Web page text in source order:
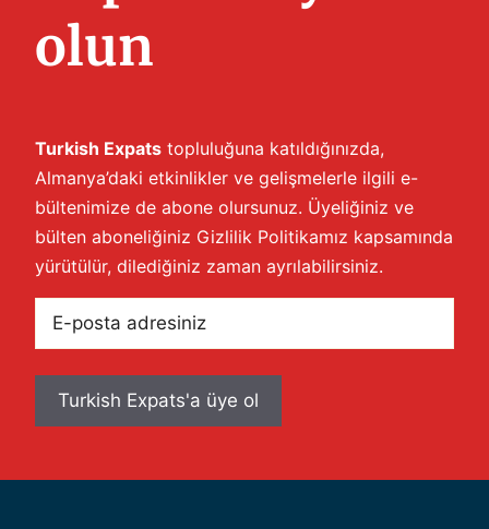
olun
Turkish Expats topluluğuna katıldığınızda,
Almanya’daki etkinlikler ve gelişmelerle ilgili e-
bültenimize de abone olursunuz. Üyeliğiniz ve
bülten aboneliğiniz Gizlilik Politikamız kapsamında
yürütülür, dilediğiniz zaman ayrılabilirsiniz.
posta